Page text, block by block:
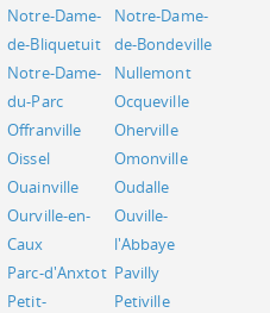
Notre-Dame-
de-Bliquetuit
Notre-Dame-
de-Bondeville
Notre-Dame-
du-Parc
Nullemont
Ocqueville
Offranville
Oherville
Oissel
Omonville
Ouainville
Oudalle
Ourville-en-
Caux
Ouville-
l'Abbaye
Parc-d'Anxtot Pavilly
Petit-
Petiville